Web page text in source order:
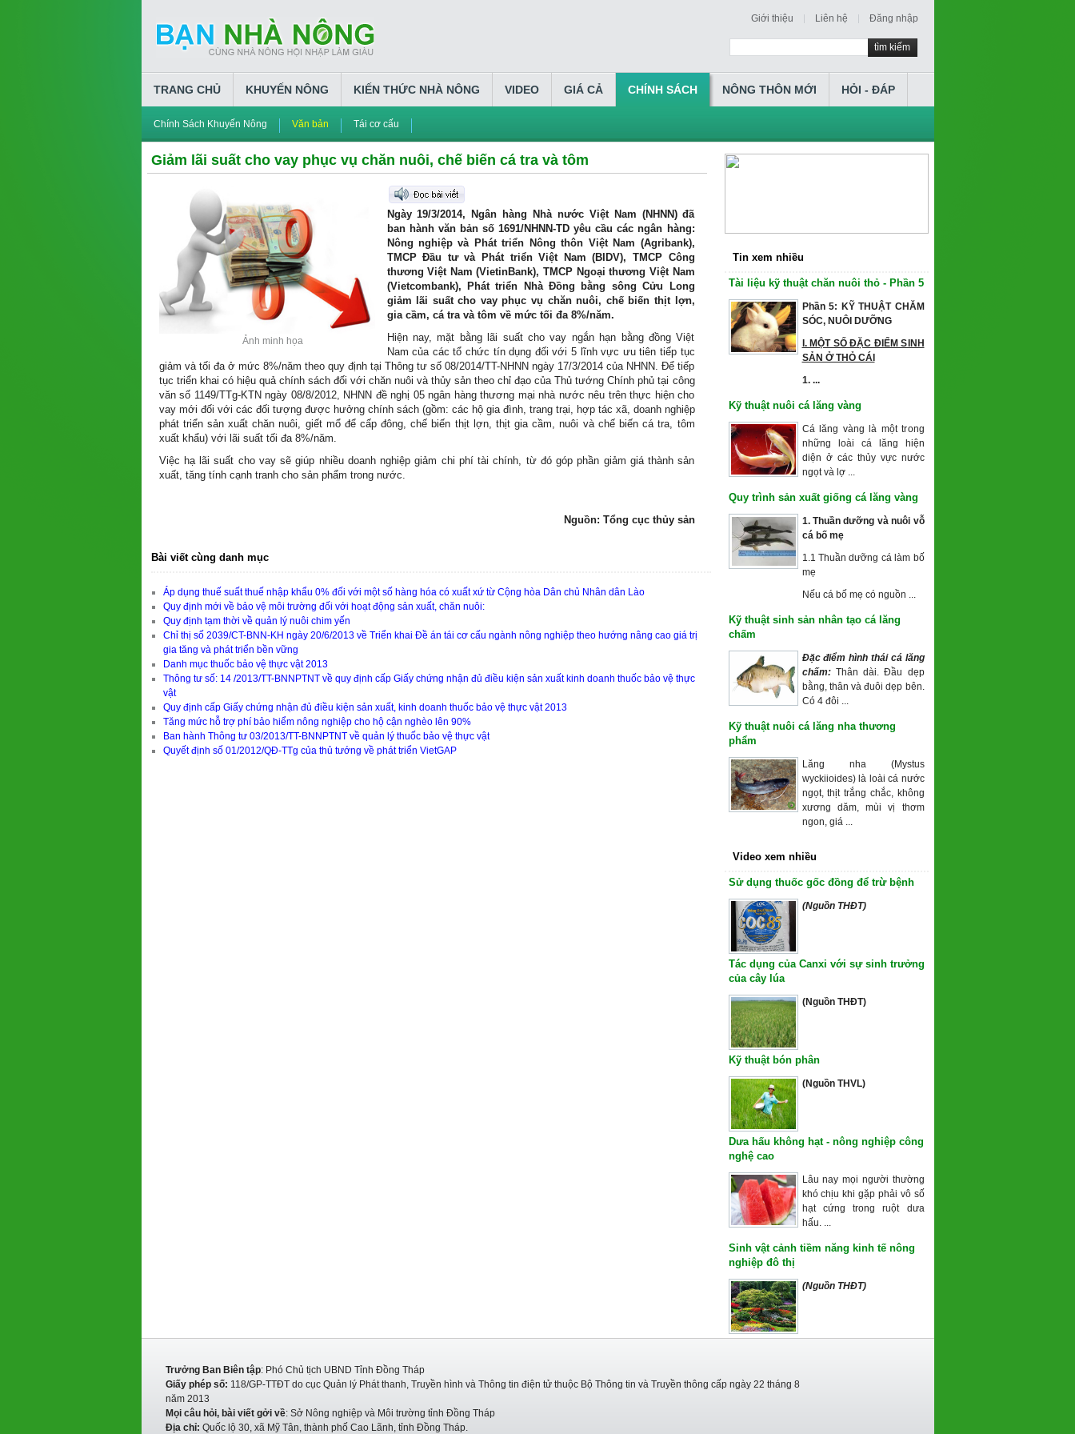
Giới thiệu Liên hệ Đăng nhập
tìm kiếm
TRANG CHỦ KHUYẾN NÔNG KIẾN THỨC NHÀ NÔNG VIDEO GIÁ CẢ CHÍNH SÁCH
Chính Sách Khuyến Nông Văn bản Tái cơ cấu
NÔNG THÔN MỚI HỎI - ĐÁP
Giảm lãi suất cho vay phục vụ chăn nuôi, chế biến cá tra và tôm
Ảnh minh họa
Ngày 19/3/2014, Ngân hàng Nhà nước Việt Nam (NHNN) đã
ban hành văn bản số 1691/NHNN-TD yêu cầu các ngân hàng:
Nông nghiệp và Phát triển Nông thôn Việt Nam (Agribank),
TMCP Đầu tư và Phát triển Việt Nam (BIDV), TMCP Công
thương Việt Nam (VietinBank), TMCP Ngoại thương Việt Nam
(Vietcombank), Phát triển Nhà Đồng bằng sông Cửu Long
giảm lãi suất cho vay phục vụ chăn nuôi, chế biến thịt lợn,
gia cầm, cá tra và tôm về mức tối đa 8%/năm.
Hiện nay, mặt bằng lãi suất cho vay ngắn hạn bằng đồng Việt
Nam của các tổ chức tín dụng đối với 5 lĩnh vực ưu tiên tiếp tục
giảm và tối đa ở mức 8%/năm theo quy định tại Thông tư số 08/2014/TT-NHNN ngày 17/3/2014 của NHNN. Để tiếp
tục triển khai có hiệu quả chính sách đối với chăn nuôi và thủy sản theo chỉ đạo của Thủ tướng Chính phủ tại công
văn số 1149/TTg-KTN ngày 08/8/2012, NHNN đề nghị 05 ngân hàng thương mại nhà nước nêu trên thực hiện cho
vay mới đối với các đối tượng được hưởng chính sách (gồm: các hộ gia đình, trang trại, hợp tác xã, doanh nghiệp
phát triển sản xuất chăn nuôi, giết mổ để cấp đông, chế biến thịt lợn, thịt gia cầm, nuôi và chế biến cá tra, tôm
xuất khẩu) với lãi suất tối đa 8%/năm.
Việc hạ lãi suất cho vay sẽ giúp nhiều doanh nghiệp giảm chi phí tài chính, từ đó góp phần giảm giá thành sản
xuất, tăng tính cạnh tranh cho sản phẩm trong nước.
Nguồn: Tổng cục thủy sản
Bài viết cùng danh mục
Áp dụng thuế suất thuế nhập khẩu 0% đối với một số hàng hóa có xuất xứ từ Cộng hòa Dân chủ Nhân dân Lào
Quy định mới về bảo vệ môi trường đối với hoạt động sản xuất, chăn nuôi:
Quy định tạm thời về quản lý nuôi chim yến
Chỉ thị số 2039/CT-BNN-KH ngày 20/6/2013 về Triển khai Đề án tái cơ cấu ngành nông nghiệp theo hướng nâng cao giá trị
gia tăng và phát triển bền vững
Danh mục thuốc bảo vệ thực vật 2013
Thông tư số: 14 /2013/TT-BNNPTNT về quy định cấp Giấy chứng nhận đủ điều kiện sản xuất kinh doanh thuốc bảo vệ thực
vật
Quy định cấp Giấy chứng nhận đủ điều kiện sản xuất, kinh doanh thuốc bảo vệ thực vật 2013
Tăng mức hỗ trợ phí bảo hiểm nông nghiệp cho hộ cận nghèo lên 90%
Ban hành Thông tư 03/2013/TT-BNNPTNT về quản lý thuốc bảo vệ thực vật
Quyết định số 01/2012/QĐ-TTg của thủ tướng về phát triển VietGAP
Tin xem nhiều
Tài liệu kỹ thuật chăn nuôi thỏ - Phần 5
Phần 5: KỸ THUẬT CHĂM
SÓC, NUÔI DƯỠNG
I. MỘT SỐ ĐẶC ĐIỂM SINH
SẢN Ở THỎ CÁI
1. ...
Kỹ thuật nuôi cá lăng vàng
Cá lăng vàng là một trong
những loài cá lăng hiện
diện ở các thủy vực nước
ngọt và lợ ...
Quy trình sản xuất giống cá lăng vàng
1. Thuần dưỡng và nuôi vỗ
cábố mẹ
1.1 Thuần dưỡng cá làm bố
mẹ
Nếu cá bố mẹ có nguồn ...
Kỹ thuật sinh sản nhân tạo cá lăng
chấm
Đặc điểm hình thái cá lăng
chấm:Thân dài. Đầu dẹp
bằng, thân và đuôi dẹp bên.
Có 4 đôi ...
Kỹ thuật nuôi cá lăng nha thương
phẩm
Lăng nha (Mystus
wyckiioides) là loài cá nước
ngọt, thịt trắng chắc, không
xương dăm, mùi vị thơm
ngon, giá ...
Video xem nhiều
Sử dụng thuốc gốc đồng để trừ bệnh
(Nguồn THĐT)
Tác dụng của Canxi với sự sinh trưởng
của cây lúa
(Nguồn THĐT)
Kỹ thuật bón phân
(Nguồn THVL)
Dưa hấu không hạt - nông nghiệp công
nghệ cao
Lâu nay mọi người thường
khó chịu khi gặp phải vô số
hạt cứng trong ruột dưa
hấu. ...
Sinh vật cảnh tiềm năng kinh tế nông
nghiệp đô thị
(Nguồn THĐT)
Trưởng Ban Biên tập: Phó Chủ tịch UBND Tỉnh Đồng Tháp
Giấy phép số: 118/GP-TTĐT do cục Quản lý Phát thanh, Truyền hình và Thông tin điện tử thuộc Bộ Thông tin và Truyền thông cấp ngày 22 tháng 8
năm 2013
Mọi câu hỏi, bài viết gởi về: Sở Nông nghiệp và Môi trường tỉnh Đồng Tháp
Địa chỉ: Quốc lộ 30, xã Mỹ Tân, thành phố Cao Lãnh, tỉnh Đồng Tháp.